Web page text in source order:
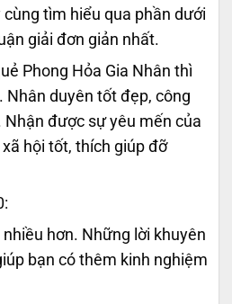
tìm hiểu qua phần dưới
giải đơn giản nhất.
Phong Hỏa Gia Nhân thì
Nhân duyên tốt đẹp, công
được sự yêu mến của
hội tốt, thích giúp đỡ
hơn. Những lời khuyên
bạn có thêm kinh nghiệm